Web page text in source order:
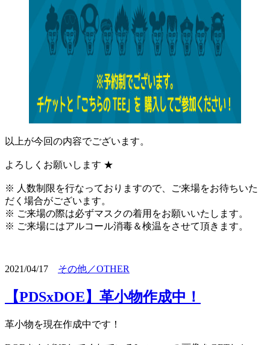
以上が今回の内容でございます。
よろしくお願いします ★
※ 人数制限を行なっておりますので、ご来場をお待ちいた
だく場合がございます。
※ ご来場の際は必ずマスクの着用をお願いいたします。
※ ご来場にはアルコール消毒＆検温をさせて頂きます。
2021/04/17 その他／OTHER
【PDSxDOE】革小物作成中！
革小物を現在作成中です！